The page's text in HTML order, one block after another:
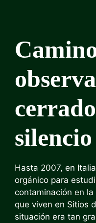
Hasta 2007, en
orgánico para
contaminación en
que viven en Sitios
situación era tan